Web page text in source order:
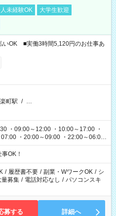
未経験OK
大学生歓迎
OK ■実働3時間5,120円のお仕事あ
町駅 / …
・09:00～12:00 ・10:00～17:00 ・
・20:00～09:00 ・22:00～06:00
OK！
/ 履歴書不要 / 副業・WワークOK / シ
量募集 / 電話対応なし / パソコンスキ
募する 詳細へ